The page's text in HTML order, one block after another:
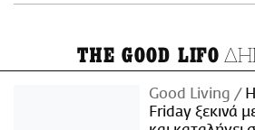
THE GOOD LIFO
Good Living
Η
Friday ξεκινά